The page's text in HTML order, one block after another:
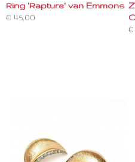
Ring 'Rapture' van Emmons
€ 45,00
€